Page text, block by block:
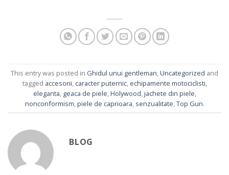
This entry was posted in Ghidul unui gentleman,Uncategorized and
tagged accesorii, caracter puternic, echipamente motociclisti,
eleganta, geaca de piele,Holywood,jachete din piele,
nonconformism,piele de caprioara, senzualitate,Top Gun.
BLOG